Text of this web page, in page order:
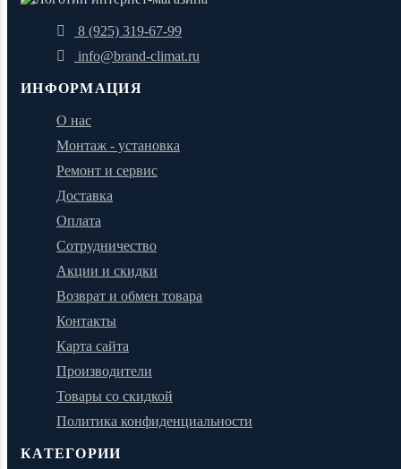
8 (925) 319-67-99
info@brand-climat.ru
ИНФОРМАЦИЯ
О нас
Монтаж - установка
Ремонт и сервис
Доставка
Оплата
Сотрудничество
Акции и скидки
Возврат и обмен товара
Контакты
Карта сайта
Производители
Товары со скидкой
Политика конфиденциальности
КАТЕГОРИИ